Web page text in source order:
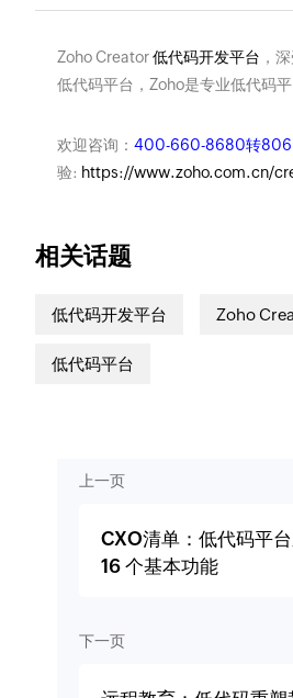
Zoho Creator低代码开发平台 ，
低代码平台，Zoho是专业低代码平
欢迎咨询： 400-660-8680转806
验: https://www.zoho.com.cn/
相关话题
低代码开发平台 Zoho
低代码平台
上一页
CXO清单：低代码平
16 个基本功能
下一页